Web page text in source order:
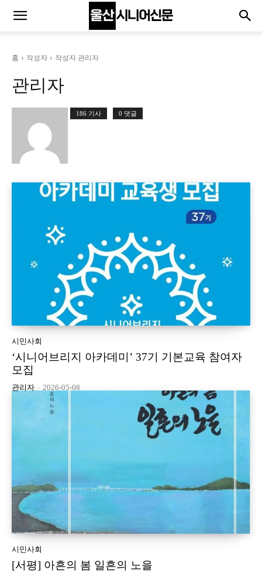
홈 작성자 작성자 관리자
관리자
186 기사 0 댓글
시민사회
‘시니어브리지 아카데미’ 37기 기본교육 참여자
모집
관리자 - 2026-05-08
시민사회
[서평] 아흔의 봄 일흔의 노을